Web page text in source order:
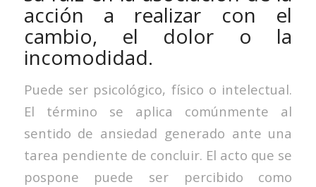
acción a realizar con el
cambio, el dolor o la
incomodidad.
Puede ser psicológico, físico o intelectual.
El término se aplica comúnmente al
sentido de ansiedad generado ante una
tarea pendiente de concluir. El acto que se
pospone puede ser percibido como